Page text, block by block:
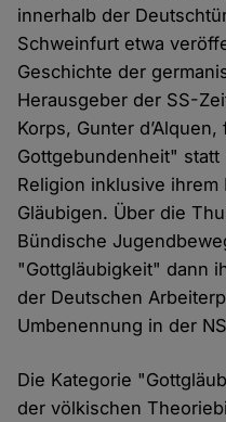
innerhalb der
Schweinfurt etwa
Geschichte der
Herausgeber der SS-
Korps, Gunter
Gottgebundenheit"
Religion inklusive ihrem
Gläubigen. Über die
Bündische
"Gottgläubigkeit" dann
der Deutschen
Umbenennung in der
Die Kategorie
der völkischen